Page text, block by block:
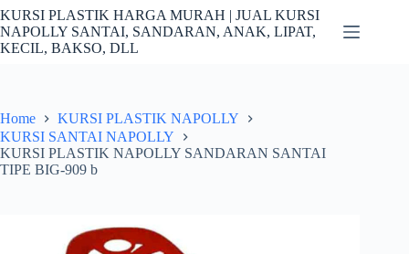
Skip
to
content
KURSI PLASTIK HARGA MURAH | JUAL KURSI
NAPOLLY SANTAI, SANDARAN, ANAK, LIPAT,
KECIL, BAKSO, DLL
Home
KURSI PLASTIK NAPOLLY
KURSI SANTAI NAPOLLY
KURSI PLASTIK NAPOLLY SANDARAN SANTAI
TIPE BIG-909 b